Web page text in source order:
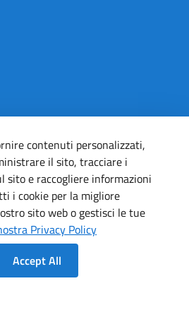
YoutubeLinkedin
contenuti personalizzati,
il sito, tracciare i
e raccogliere informazioni
i cookie per la migliore
sito web o gestisci le tue
Privacy Policy
Accept All